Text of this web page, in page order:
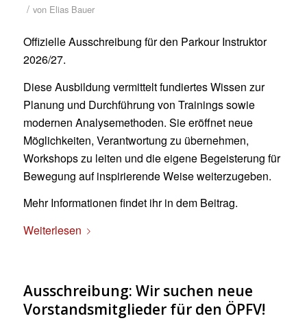
/ von Elias Bauer
Offizielle Ausschreibung für den Parkour Instruktor
2026/27.
Diese Ausbildung vermittelt fundiertes Wissen zur
Planung und Durchführung von Trainings sowie
modernen Analysemethoden. Sie eröffnet neue
Möglichkeiten, Verantwortung zu übernehmen,
Workshops zu leiten und die eigene Begeisterung für
Bewegung auf inspirierende Weise weiterzugeben.
Mehr Informationen findet ihr in dem Beitrag.
Weiterlesen
Ausschreibung: Wir suchen neue
Vorstandsmitglieder für den ÖPFV!